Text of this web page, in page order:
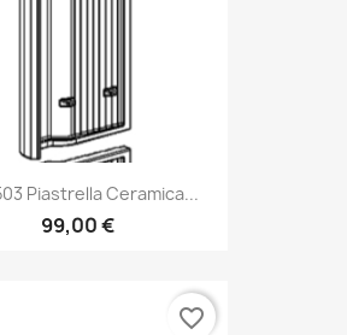
Piastrella Ceramica...
99,00 €
favorite_border